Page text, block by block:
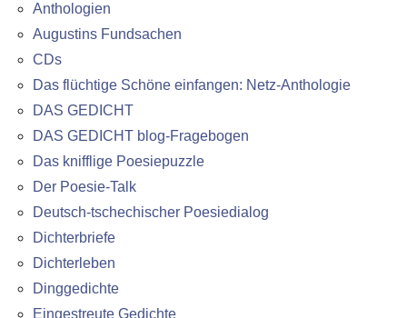
Anthologien
Augustins Fundsachen
CDs
Das flüchtige Schöne einfangen: Netz-Anthologie
DAS GEDICHT
DAS GEDICHT blog-Fragebogen
Das knifflige Poesiepuzzle
Der Poesie-Talk
Deutsch-tschechischer Poesiedialog
Dichterbriefe
Dichterleben
Dinggedichte
Eingestreute Gedichte